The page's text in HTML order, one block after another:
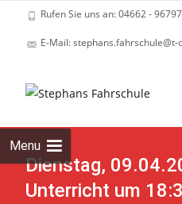
Rufen Sie uns an: 04662 -
E-Mail: stephans.fahrschule@t-
Menu
Dienstag,
Unterricht um